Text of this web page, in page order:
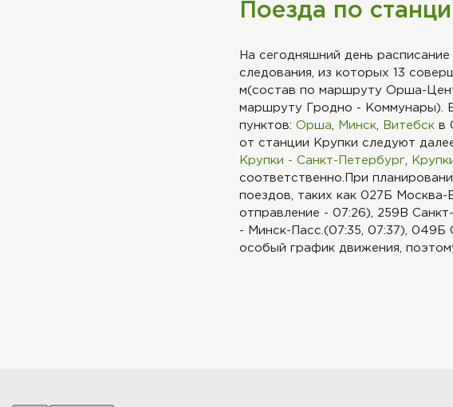
Поезда по
На сегодняшний день
следования, из которых 13
м(состав по маршруту Орша-
маршруту Гродно - Коммунары).
пунктов: Орша Минск Витебск в
от станции Крупки следуют
Крупки - Санкт-Петербург
соответственно.При
поездов, таких как 027Б
отправление - 07:26), 259В
- Минск-Пасс.(07:35, 07:37),
особый график движения,